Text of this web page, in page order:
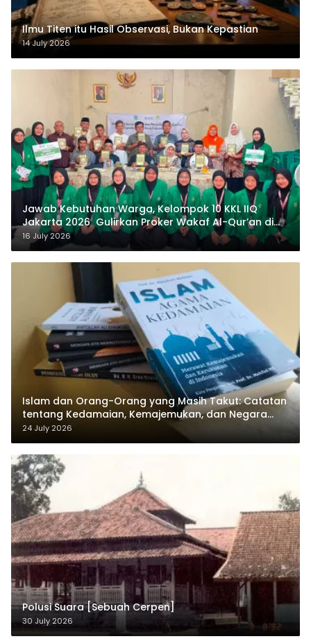
Ilmu Titen itu Hasil Observasi, Bukan Kepastian
14 July 2026
Jawab Kebutuhan Warga, Kelompok 10 KKL IIQ
Jakarta 2026 Gulirkan Proker Wakaf Al-Qur’an di
Sukamanah
16 July 2026
Islam dan Orang-Orang yang Masih Takut: Catatan
tentang Kedamaian, Kemajemukan, dan Negara
dalam Pemikiran Masykuri Abdillah
24 July 2026
Polusi Suara [Sebuah Cerpen]
30 July 2026